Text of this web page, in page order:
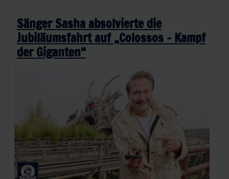
Sänger Sasha absolvierte die
Jubiläumsfahrt auf „Colossos – Kampf
der Giganten“